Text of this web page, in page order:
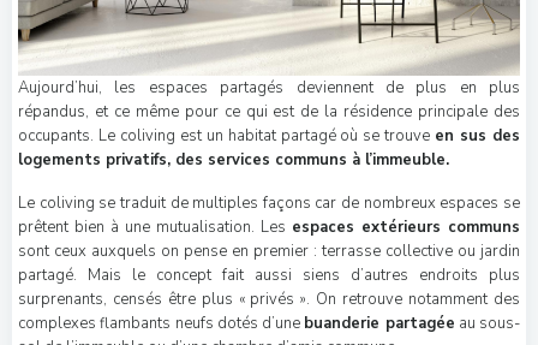
Aujourd’hui, les espaces partagés deviennent de plus en plus
répandus, et ce même pour ce qui est de la résidence principale des
occupants. Le coliving est un habitat partagé où se trouve en sus des
logements privatifs, des services communs à l’immeuble.
Le coliving se traduit de multiples façons car de nombreux espaces se
prêtent bien à une mutualisation. Les espaces extérieurs communs
sont ceux auxquels on pense en premier : terrasse collective ou jardin
partagé. Mais le concept fait aussi siens d’autres endroits plus
surprenants, censés être plus « privés ». On retrouve notamment des
complexes flambants neufs dotés d’une buanderie partagée au sous-